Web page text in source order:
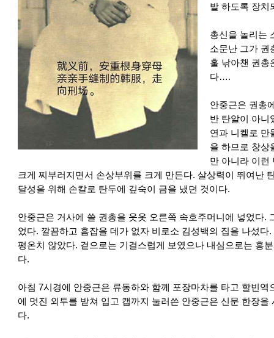
발 하도록 장치
총신을 놀리는
소문난 그가 권
훌 낚아챈 권총
다….
안중근은 권총
반 탄알이 아니
연과 니켈로 만
을 하므로 창상
만 아니라 이런
크게 찌부러지면서 손상부위를 크게 만든다. 살상력이 뛰여난
달성을 위해 손칼로 탄두에 깊숙이 금을 냈던 것이다.
안중근은 거사에 쓸 권총을 웃옷 오른쪽 속호주머니에 넣었다.
었다. 깔끔하고 흠잡을 데가 없자 비로소 김성백의 집을 나섰다
평온치 않았다. 겉으로는 기걸스럽게 보였으나 내심으로는 흥
다.
아침 7시경에 안중근은 류동하와 함께 포장마차를 타고 할빈
에 멋진 외투를 받쳐 입고 캡까지 눌러쓴 안중근은 신문 한장을
다.